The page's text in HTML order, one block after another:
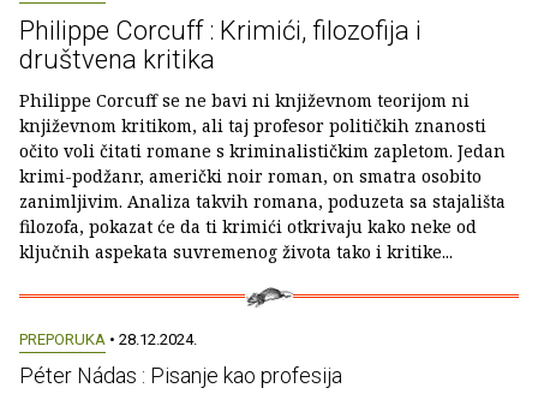
Philippe Corcuff : Krimići, filozofija i
društvena kritika
Philippe Corcuff se ne bavi ni književnom teorijom ni
književnom kritikom, ali taj profesor političkih znanosti
očito voli čitati romane s kriminalističkim zapletom. Jedan
krimi-podžanr, američki noir roman, on smatra osobito
zanimljivim. Analiza takvih romana, poduzeta sa stajališta
filozofa, pokazat će da ti krimići otkrivaju kako neke od
ključnih aspekata suvremenog života tako i kritike...
PREPORUKA • 28.12.2024.
Péter Nádas : Pisanje kao profesija